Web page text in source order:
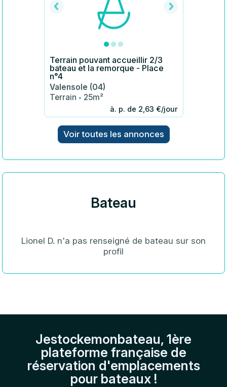
Terrain pouvant accueillir 2/3
bateau et la remorque - Place
n°4
Valensole (04)
Terrain · 25m²
à. p. de 2,63 €/jour
Voir toutes les annonces
Bateau
Lionel D. n'a pas renseigné de bateau sur son
profil
Jestockemonbateau, 1ère
plateforme française de
réservation d'emplacements
pour bateaux !